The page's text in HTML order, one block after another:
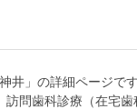
」の詳細ページで
問歯科診療（在宅